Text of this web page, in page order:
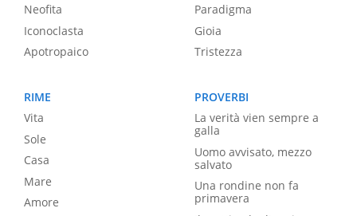
Neofita
Iconoclasta
Apotropaico
Paradigma
Gioia
Tristezza
RIME
Vita
Sole
Casa
Mare
Amore
PROVERBI
La verità vien sempre a
galla
Uomo avvisato, mezzo
salvato
Una rondine non fa
primavera